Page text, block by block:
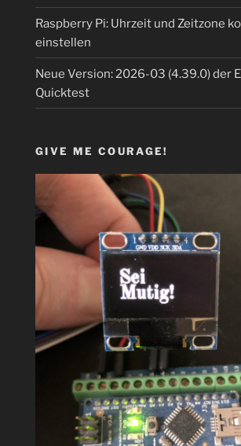
Raspberry Pi: Uhrzeit und Zeitzone
einstellen
Neue Version: 2026-03 (4.39.0) der
Quicktest
GIVE ME COURAGE!